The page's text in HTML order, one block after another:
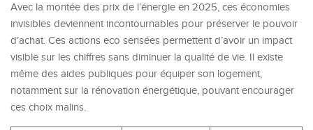
Avec la montée des prix de l’énergie en 2025, ces économies
invisibles deviennent incontournables pour préserver le pouvoir
d’achat. Ces actions eco sensées permettent d’avoir un impact
visible sur les chiffres sans diminuer la qualité de vie. Il existe
même des aides publiques pour équiper son logement,
notamment sur la rénovation énergétique, pouvant encourager
ces choix malins.